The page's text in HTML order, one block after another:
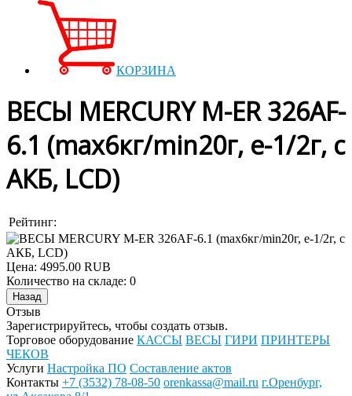
КОРЗИНА
ВЕСЫ MERCURY M-ER 326AF-
6.1 (max6кг/min20г, е-1/2г, с
АКБ, LСD)
Рейтинг:
Цена: 4995.00 RUB
Количество на складе: 0
Отзыв
Зарегистрируйтесь, чтобы создать отзыв.
Торговое оборудование КАССЫ ВЕСЫ ГИРИ ПРИНТЕРЫ
ЧЕКОВ
Услуги Настройка ПО Составление актов
Контакты +7 (3532) 78-08-50 orenkassa@mail.ru г.Оренбург,